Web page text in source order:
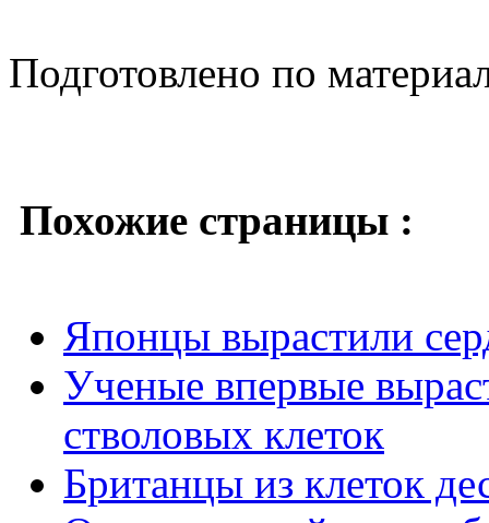
Подготовлено по
Похожие страницы :
Японцы вырастили
Ученые впервые
стволовых клеток
Британцы из клеток